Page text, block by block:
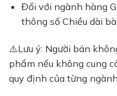
Đối với ngành hàng
thông số Chiều dài
⚠️Lưu ý: Người bán
phẩm nếu không cung
quy định của từng